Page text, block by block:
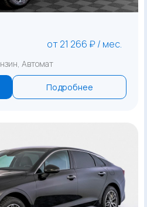
от 21 266 ₽ / мес.
Автомат
Подробнее